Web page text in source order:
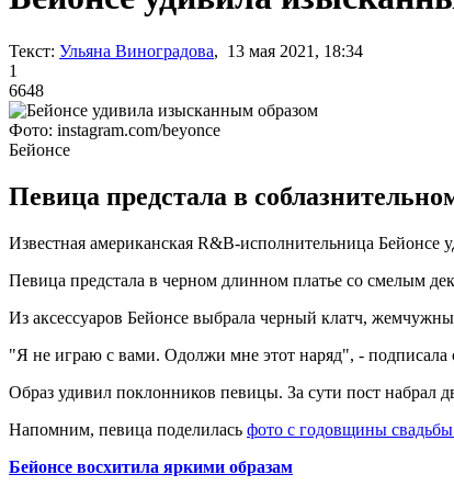
Текст: Ульяна Виноградова, 13 мая 2021, 18:34
1
6648
Фото: instagram.com/beyonce
Бейонсе
Певица предстала в
Известная американская R&B-исполнительница
Певица предстала в черном длинном платье со смелым
Из аксессуаров Бейонсе выбрала черный клатч,
"Я не играю с вами. Одолжи мне этот наряд", - подписала
Образ удивил поклонников певицы. За сути пост набрал
Напомним, певица поделилась фото с годовщины
Бейонсе восхитила яркими образам